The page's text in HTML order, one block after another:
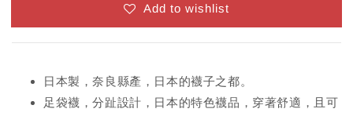
Add to wishlist
日本製，奈良縣產，日本的襪子之都。
足袋襪，分趾設計，日本的特色襪品，穿著舒適，且可